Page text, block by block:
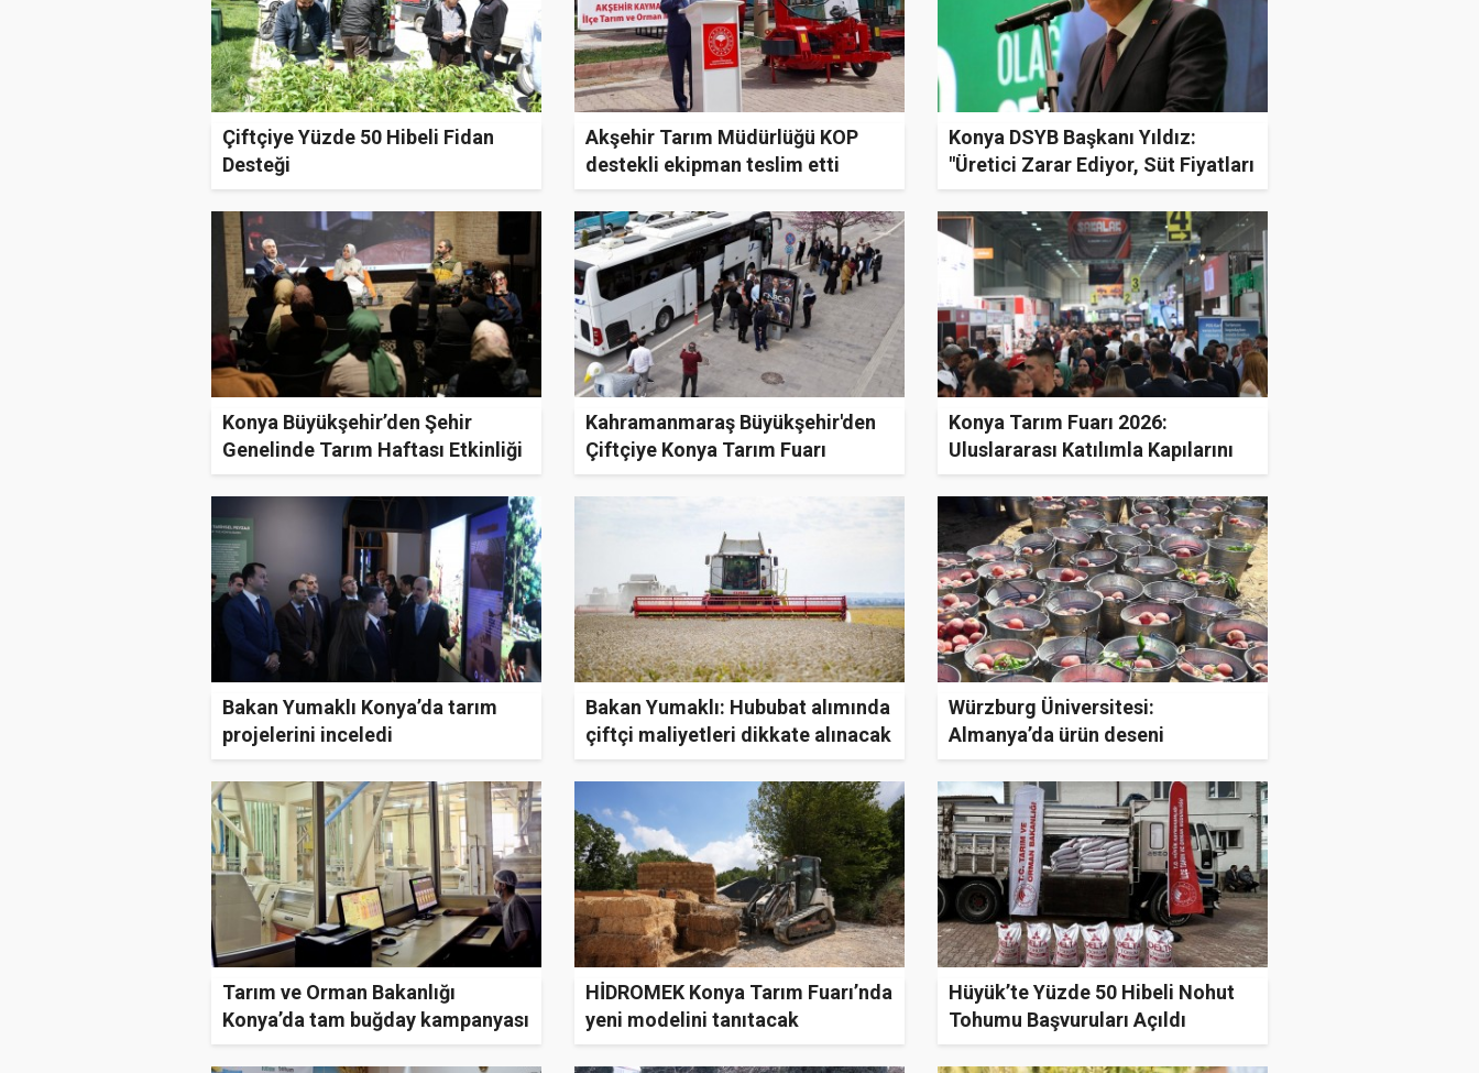
Çiftçiye Yüzde 50 Hibeli Fidan
Desteği
Akşehir Tarım Müdürlüğü KOP
destekli ekipman teslim etti
Konya DSYB Başkanı Yıldız:
"Üretici Zarar Ediyor, Süt Fiyatları
Güncellenmeli!"
Konya Büyükşehir’den Şehir
Genelinde Tarım Haftası Etkinliği
Kahramanmaraş Büyükşehir'den
Çiftçiye Konya Tarım Fuarı
Desteği
Konya Tarım Fuarı 2026:
Uluslararası Katılımla Kapılarını
Açtı
Bakan Yumaklı Konya’da tarım
projelerini inceledi
Bakan Yumaklı: Hububat alımında
çiftçi maliyetleri dikkate alınacak
Würzburg Üniversitesi:
Almanya’da ürün deseni
değişecek
Tarım ve Orman Bakanlığı
Konya’da tam buğday kampanyası
başlattı
HİDROMEK Konya Tarım Fuarı’nda
yeni modelini tanıtacak
Hüyük’te Yüzde 50 Hibeli Nohut
Tohumu Başvuruları Açıldı